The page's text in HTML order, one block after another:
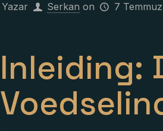
Yazar Serkan on 7
Inleiding: